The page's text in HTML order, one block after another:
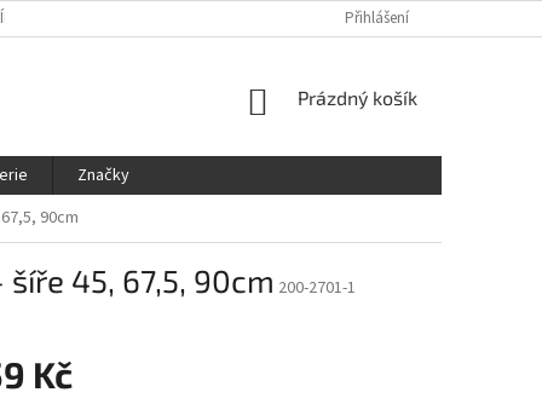
KDE NÁS NAJDETE
Přihlášení
NÁKUPNÍ
Prázdný košík
Značky
90cm
45, 67,5, 90cm 200-2701-1
Kč